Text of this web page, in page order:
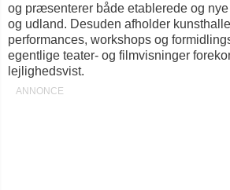
og præsenterer både etablerede og
og udland. Desuden afholder
performances, workshops og
egentlige teater- og filmvisninger
lejlighedsvist.